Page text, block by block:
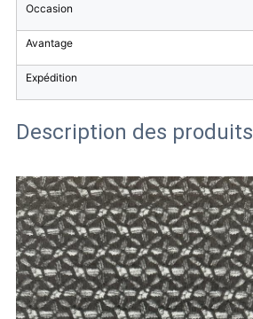
Occasion
Avantage
Expédition
Description des produits